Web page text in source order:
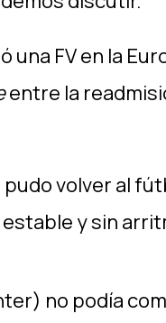
FV en la
entre la
pudo volver al
y sin
no podía